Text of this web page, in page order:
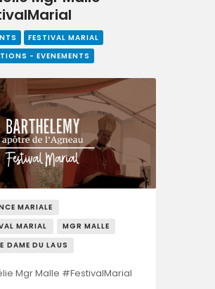
FESTIVAL MARIAL
- EVENEMENTS
MARIALE
MARIAL
MGR MALLE
DAME DU LAUS
Mgr Malle #FestivalMarial